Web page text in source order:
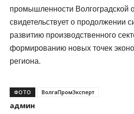
промышленности Волгоградской
свидетельствует о продолжении
развитию производственного
формированию новых точек
региона.
ФОТО ВолгаПромЭксперт
админ